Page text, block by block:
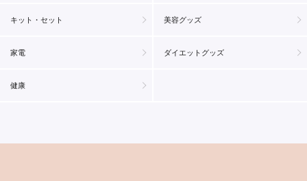
キット・セット 美容グッズ
家電 ダイエットグッズ
健康